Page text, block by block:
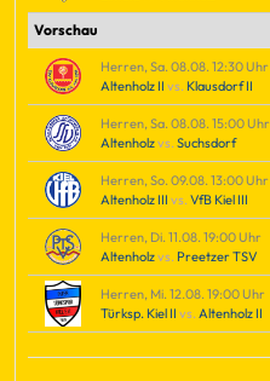
Vorschau
Herren, Sa. 08.08. 12:30 Uhr
Altenholz II vs. Klausdorf II
Herren, Sa. 08.08. 15:00 Uhr
Altenholzvs.Suchsdorf
Herren, So. 09.08. 13:00 Uhr
Altenholz III vs.VfB Kiel III
Herren, Di. 11.08. 19:00 Uhr
Altenholzvs. Preetzer TSV
Herren, Mi. 12.08. 19:00 Uhr
Türksp. Kiel II vs.Altenholz II